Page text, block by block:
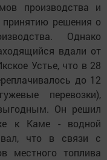
производства и
решения о
Однако
вдали от
Устье, что в 28
до 12
перевозки),
Он решил
к Каме - водной
что в связи с
местного топлива